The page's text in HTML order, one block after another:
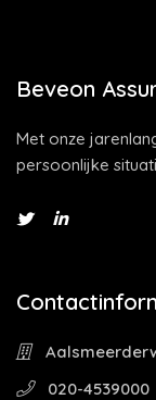
Beveon
Met onze
persoonlijke
020-4539000